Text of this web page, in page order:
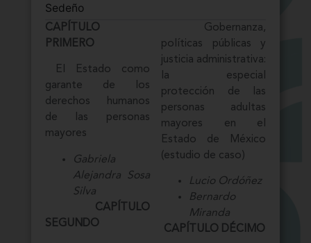
Sedeño
CAPÍTULO
PRIMERO
El Estado como
garante de los
derechos humanos
de las personas
mayores
Gabriela
Alejandra Sosa
Silva
CAPÍTULO
SEGUNDO
Gobernanza,
políticas públicas y
justicia administrativa:
la especial
protección de las
personas adultas
mayores en el
Estado de México
(estudio de caso)
Lucio Ordóñez
Bernardo
Miranda
CAPÍTULO DÉCIMO